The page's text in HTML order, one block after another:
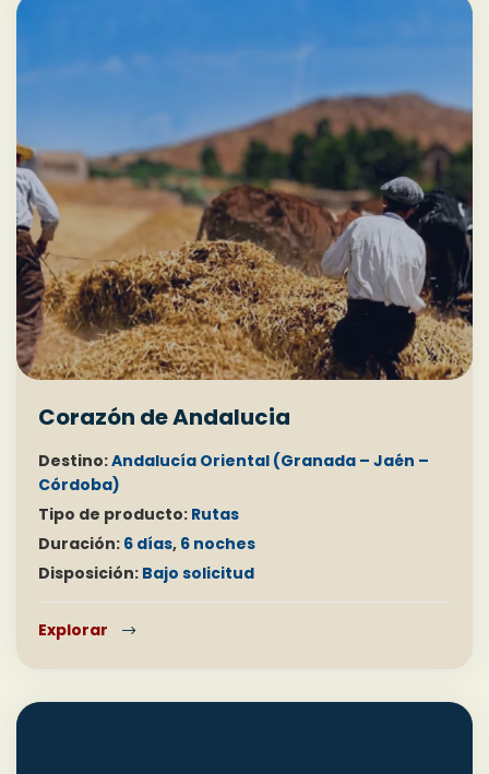
Corazón de Andalucia
Destino:Andalucía Oriental (Granada – Jaén –
Córdoba)
Tipo de producto: Rutas
Duración: 6 días, 6 noches
Disposición: Bajo solicitud
Explorar